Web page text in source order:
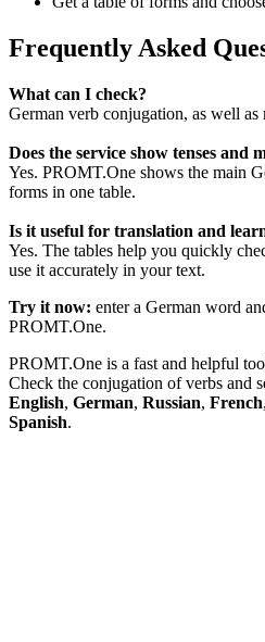
Frequently Asked
What can I check?
German verb conjugation, as well
Does the service show tenses and
Yes. PROMT.One shows the main
forms in one table.
Is it useful for translation and
Yes. The tables help you quickly
use it accurately in your text.
Try it now: enter a German word
PROMT.One.
PROMT.One is a fast and helpful
Check the conjugation of verbs and
English, German, Russian, French,
Spanish.